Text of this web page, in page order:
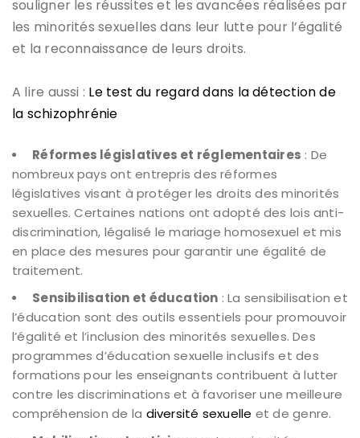
souligner les réussites et les avancées réalisées par
les minorités sexuelles dans leur lutte pour l’égalité
et la reconnaissance de leurs droits.
A lire aussi : Le test du regard dans la détection de
la schizophrénie
Réformes législatives et réglementaires : De
nombreux pays ont entrepris des réformes
législatives visant à protéger les droits des minorités
sexuelles. Certaines nations ont adopté des lois anti-
discrimination, légalisé le mariage homosexuel et mis
en place des mesures pour garantir une égalité de
traitement.
Sensibilisation et éducation : La sensibilisation et
l’éducation sont des outils essentiels pour promouvoir
l’égalité et l’inclusion des minorités sexuelles. Des
programmes d’éducation sexuelle inclusifs et des
formations pour les enseignants contribuent à lutter
contre les discriminations et à favoriser une meilleure
compréhension de la diversité sexuelle et de genre.